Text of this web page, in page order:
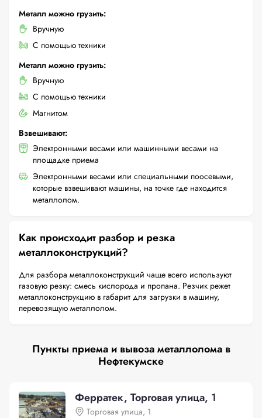
Металл можно грузить:
Вручную
С помощью техники
Металл можно грузить:
Вручную
С помощью техники
Магнитом
Взвешивают:
Электронными весами или машинными весами на
площадке приема
Электронными весами или специальными поосевыми,
которые взвешивают машины, на точке где находится
металлолом.
Как происходит разбор и резка
металлоконструкций?
Для разбора металлоконструкций чаще всего используют
газовую резку: смесь кислорода и пропана. Резчик режет
металлоконструкцию в габарит для загрузки в машину,
перевозящую металлолом.
Пункты приема и вывоза металлолома в
Нефтекумске
Ферратек, Торговая улица, 1
Торговая улица, 1